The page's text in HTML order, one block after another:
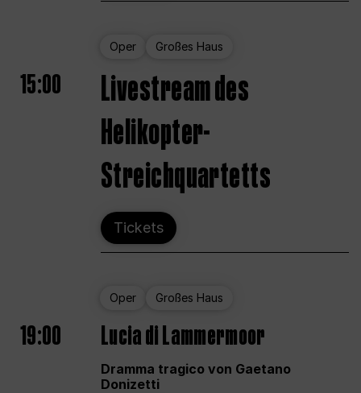
Oper Großes Haus
15:00
Livestream des
Helikopter-
Streichquartetts
Tickets
Oper Großes Haus
19:00 Lucia di Lammermoor
Dramma tragico von Gaetano
Donizetti